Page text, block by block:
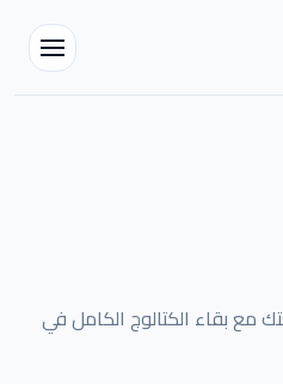
مع بقاء الكتالوج الكامل في